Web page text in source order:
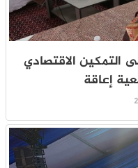
التمكين الاقتصادي
إعاقة